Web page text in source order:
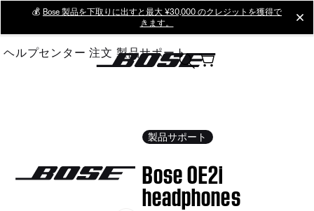
Main
💰 Bose 製品を下取りに出すと最大 ¥30,000 のクレジットを獲得で
きます。
ヘルプセンター 注文 製品サポート
製品サポート
Bose OE2i
headphones